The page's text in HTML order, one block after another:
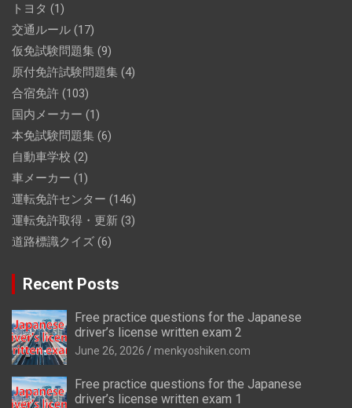
トヨタ (1)
交通ルール (17)
仮免試験問題集 (9)
原付免許試験問題集 (4)
合宿免許 (103)
国内メーカー (1)
本免試験問題集 (6)
自動車学校 (2)
車メーカー (1)
運転免許センター (146)
運転免許取得・更新 (3)
道路標識クイズ (6)
Recent Posts
Free practice questions for the Japanese
driver’s license written exam 2
June 26, 2026 menkyoshiken.com
Free practice questions for the Japanese
driver’s license written exam 1